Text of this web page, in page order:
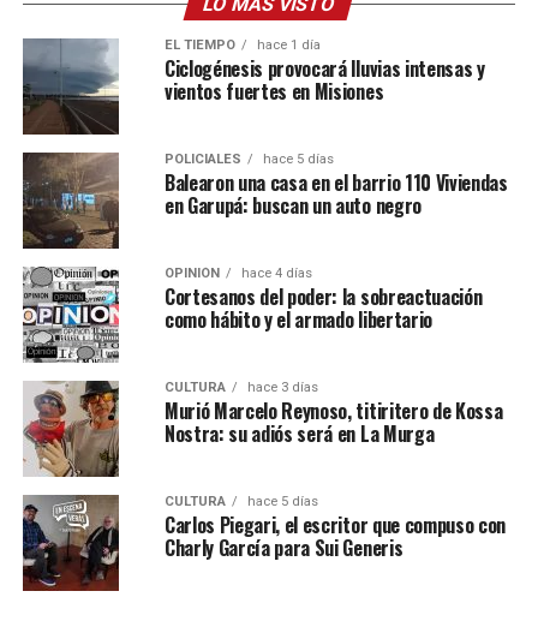
EL TIEMPO hace 1 día
Ciclogénesis provocará lluvias intensas y
vientos fuertes en Misiones
POLICIALES hace 5 días
Balearon una casa en el barrio 110 Viviendas
en Garupá: buscan un auto negro
OPINIÓN hace 4 días
Cortesanos del poder: la sobreactuación
como hábito y el armado libertario
CULTURA hace 3 días
Murió Marcelo Reynoso, titiritero de Kossa
Nostra: su adiós será en La Murga
CULTURA hace 5 días
Carlos Piegari, el escritor que compuso con
Charly García para Sui Generis